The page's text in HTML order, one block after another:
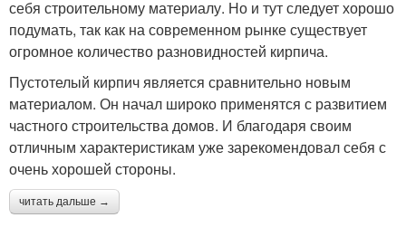
себя строительному материалу. Но и тут следует хорошо
подумать, так как на современном рынке существует
огромное количество разновидностей кирпича.
Пустотелый кирпич является сравнительно новым
материалом. Он начал широко применятся с развитием
частного строительства домов. И благодаря своим
отличным характеристикам уже зарекомендовал себя с
очень хорошей стороны.
читать дальше →